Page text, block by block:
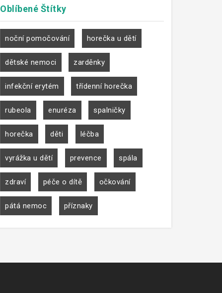
Oblíbené Štítky
noční pomočování horečka u dětí
dětské nemoci zarděnky
infekční erytém třídenní horečka
rubeola enuréza spalničky
horečka děti léčba
vyrážka u dětí prevence spála
zdraví péče o dítě očkování
pátá nemoc příznaky